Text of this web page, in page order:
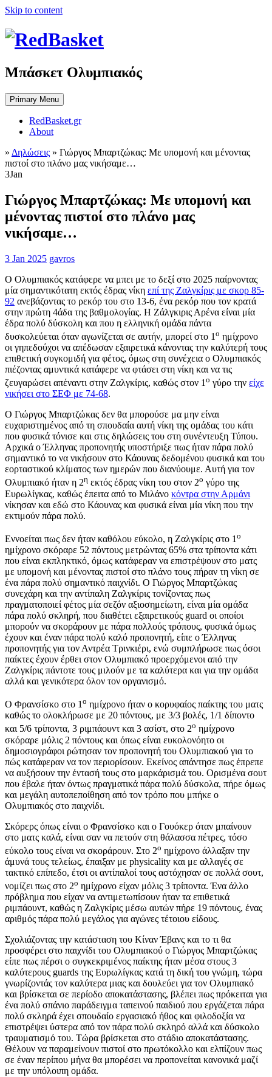
Skip to content
Μπάσκετ Ολυμπιακός
Primary Menu
RedBasket.gr
About
» Δηλώσεις » Γιώργος Μπαρτζώκας: Με υπομονή και μένοντας
πιστοί στο πλάνο μας νικήσαμε…
3Jan
Γιώργος Μπαρτζώκας: Με υπομονή και
μένοντας πιστοί στο πλάνο μας
νικήσαμε…
3 Jan 2025 gavros
Ο Ολυμπιακός κατάφερε να μπει με το δεξί στο 2025 παίρνοντας
μία σημαντικότατη εκτός έδρας νίκη επί της Ζαλγκίρις με σκορ 85-
92 ανεβάζοντας το ρεκόρ του στο 13-6, ένα ρεκόρ που τον κρατά
στην πρώτη 4άδα της βαθμολογίας. Η Ζάλγκιρις Αρένα είναι μία
έδρα πολύ δύσκολη και που η ελληνική ομάδα πάντα
δυσκολεύεται όταν αγωνίζεται σε αυτήν, μπορεί στο 1 ο ημίχρονο
οι γηπεδούχοι να απέδωσαν εξαιρετικά κάνοντας την καλύτερή τους
επιθετική συγκομιδή για φέτος, όμως στη συνέχεια ο Ολυμπιακός
πιέζοντας αμυντικά κατάφερε να φτάσει στη νίκη και να τις
ζευγαρώσει απέναντι στην Ζαλγκίρις, καθώς στον 1 ο γύρο την είχε
νικήσει στο ΣΕΦ με 74-68.
Ο Γιώργος Μπαρτζώκας δεν θα μπορούσε μα μην είναι
ευχαριστημένος από τη σπουδαία αυτή νίκη της ομάδας του κάτι
που φυσικά τόνισε και στις δηλώσεις του στη συνέντευξη Τύπου.
Αρχικά ο Έλληνας προπονητής υποστήριξε πως ήταν πάρα πολύ
σημαντικό το να νικήσουν στο Κάουνας δεδομένου φυσικά και του
εορταστικού κλίματος των ημερών που διανύουμε. Αυτή για τον
Ολυμπιακό ήταν η 2η εκτός έδρας νίκη του στον 2ο γύρο της
Ευρωλίγκας, καθώς έπειτα από το Μιλάνο κόντρα στην Αρμάνι
νίκησαν και εδώ στο Κάουνας και φυσικά είναι μία νίκη που την
εκτιμούν πάρα πολύ.
Εννοείται πως δεν ήταν καθόλου εύκολο, η Ζαλγκίρις στο 1 ο
ημίχρονο σκόραρε 52 πόντους μετρώντας 65% στα τρίποντα κάτι
που είναι εκπληκτικό, όμως κατάφεραν να επιστρέψουν στο ματς
με υπομονή και μένοντας πιστοί στο πλάνο τους πήραν τη νίκη σε
ένα πάρα πολύ σημαντικό παιχνίδι. Ο Γιώργος Μπαρτζώκας
συνεχάρη και την αντίπαλη Ζαλγκίρις τονίζοντας πως
πραγματοποιεί φέτος μία σεζόν αξιοσημείωτη, είναι μία ομάδα
πάρα πολύ σκληρή, που διαθέτει εξαιρετικούς guard οι οποίοι
μπορούν να σκοράρουν με πάρα πολλούς τρόπους, φυσικά όμως
έχουν και έναν πάρα πολύ καλό προπονητή, είπε ο Έλληνας
προπονητής για τον Αντρέα Τρινκιέρι, ενώ συμπλήρωσε πως όσοι
παίκτες έχουν έρθει στον Ολυμπιακό προερχόμενοι από την
Ζαλγκίρις πάντοτε τους μιλούν με τα καλύτερα και για την ομάδα
αλλά και γενικότερα όλον τον οργανισμό.
Ο Φρανσίσκο στο 1 ο ημίχρονο ήταν ο κορυφαίος παίκτης του ματς
καθώς το ολοκλήρωσε με 20 πόντους, με 3/3 βολές, 1/1 δίποντο
και 5/6 τρίποντα, 3 ριμπάουντ και 3 ασίστ, στο 2ο ημίχρονο
σκόραρε μόλις 2 πόντους και όπως είναι ευκολονόητο οι
δημοσιογράφοι ρώτησαν τον προπονητή του Ολυμπιακού για το
πώς κατάφεραν να τον περιορίσουν. Εκείνος απάντησε πως έπρεπε
να αυξήσουν την έντασή τους στο μαρκάρισμά του. Ορισμένα σουτ
που έβαλε ήταν όντως πραγματικά πάρα πολύ δύσκολα, πήρε όμως
και μεγάλη αυτοπεποίθηση από τον τρόπο που μπήκε ο
Ολυμπιακός στο παιχνίδι.
Σκόρερς όπως είναι ο Φρανσίσκο και ο Γουόκερ όταν μπαίνουν
στο ματς καλά, είναι σαν να πετούν στη θάλασσα πέτρες, τόσο
εύκολο τους είναι να σκοράρουν. Στο 2ο ημίχρονο άλλαξαν την
άμυνά τους τελείως, έπαιξαν με physicality και με αλλαγές σε
τακτικό επίπεδο, έτσι οι αντίπαλοί τους αστόχησαν σε πολλά σουτ,
νομίζει πως στο 2ο ημίχρονο είχαν μόλις 3 τρίποντα. Ένα άλλο
πρόβλημα που είχαν να αντιμετωπίσουν ήταν τα επιθετικά
ριμπάουντ, καθώς η Ζαλγκίρις μέσω αυτών πήρε 19 πόντους, ένας
αριθμός πάρα πολύ μεγάλος για αγώνες τέτοιου είδους.
Σχολιάζοντας την κατάσταση του Κίναν Έβανς και το τι θα
προσφέρει στο παιχνίδι του Ολυμπιακού ο Γιώργος Μπαρτζώκας
είπε πως πέρσι ο συγκεκριμένος παίκτης ήταν μέσα στους 3
καλύτερους guards της Ευρωλίγκας κατά τη δική του γνώμη, τώρα
γνωρίζοντάς τον καλύτερα μιας και δουλεύει για τον Ολυμπιακό
και βρίσκεται σε περίοδο αποκατάστασης, βλέπει πως πρόκειται για
ένα πολύ σπάνιο παράδειγμα ταπεινού παιδιού που εργάζεται πάρα
πολύ σκληρά έχει σπουδαίο εργασιακό ήθος και φιλοδοξία να
επιστρέψει ύστερα από τον πάρα πολύ σκληρό αλλά και δύσκολο
τραυματισμό του. Τώρα βρίσκεται στο στάδιο αποκατάστασης.
Θέλουν να παραμείνουν πιστοί στο πρωτόκολλο και ελπίζουν πως
σε έναν περίπου μήνα θα μπορέσει να προπονείται κανονικά μαζί
με την υπόλοιπη ομάδα.